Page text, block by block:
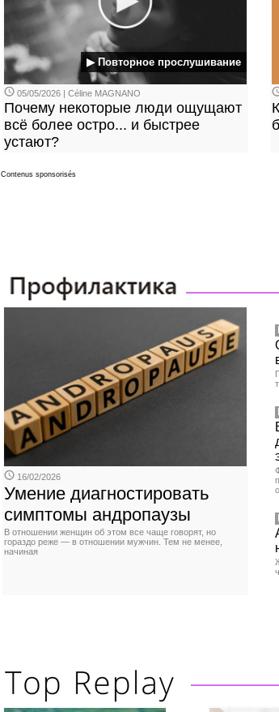
▶ Повторное прослушивание
05/05/2026 | Céline MAGNANO
Почему некоторые люди ощущают
всё более остро... и быстрее
устают?
Contenus sponsorisés
16/02/2026
Умение диагностировать
симптомы андропаузы
В отношении женщин об этом все чаще говорят, но
гораздо реже — в отношении мужчин. Тем не менее,
начиная